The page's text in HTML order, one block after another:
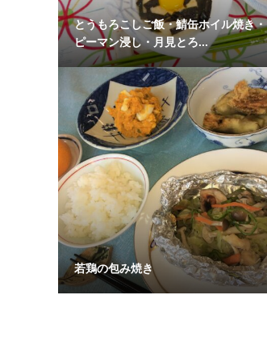
とうもろこしご飯・鯖缶ホイル焼き・
ピーマン浸し・月見とろ...
若鶏の包み焼き